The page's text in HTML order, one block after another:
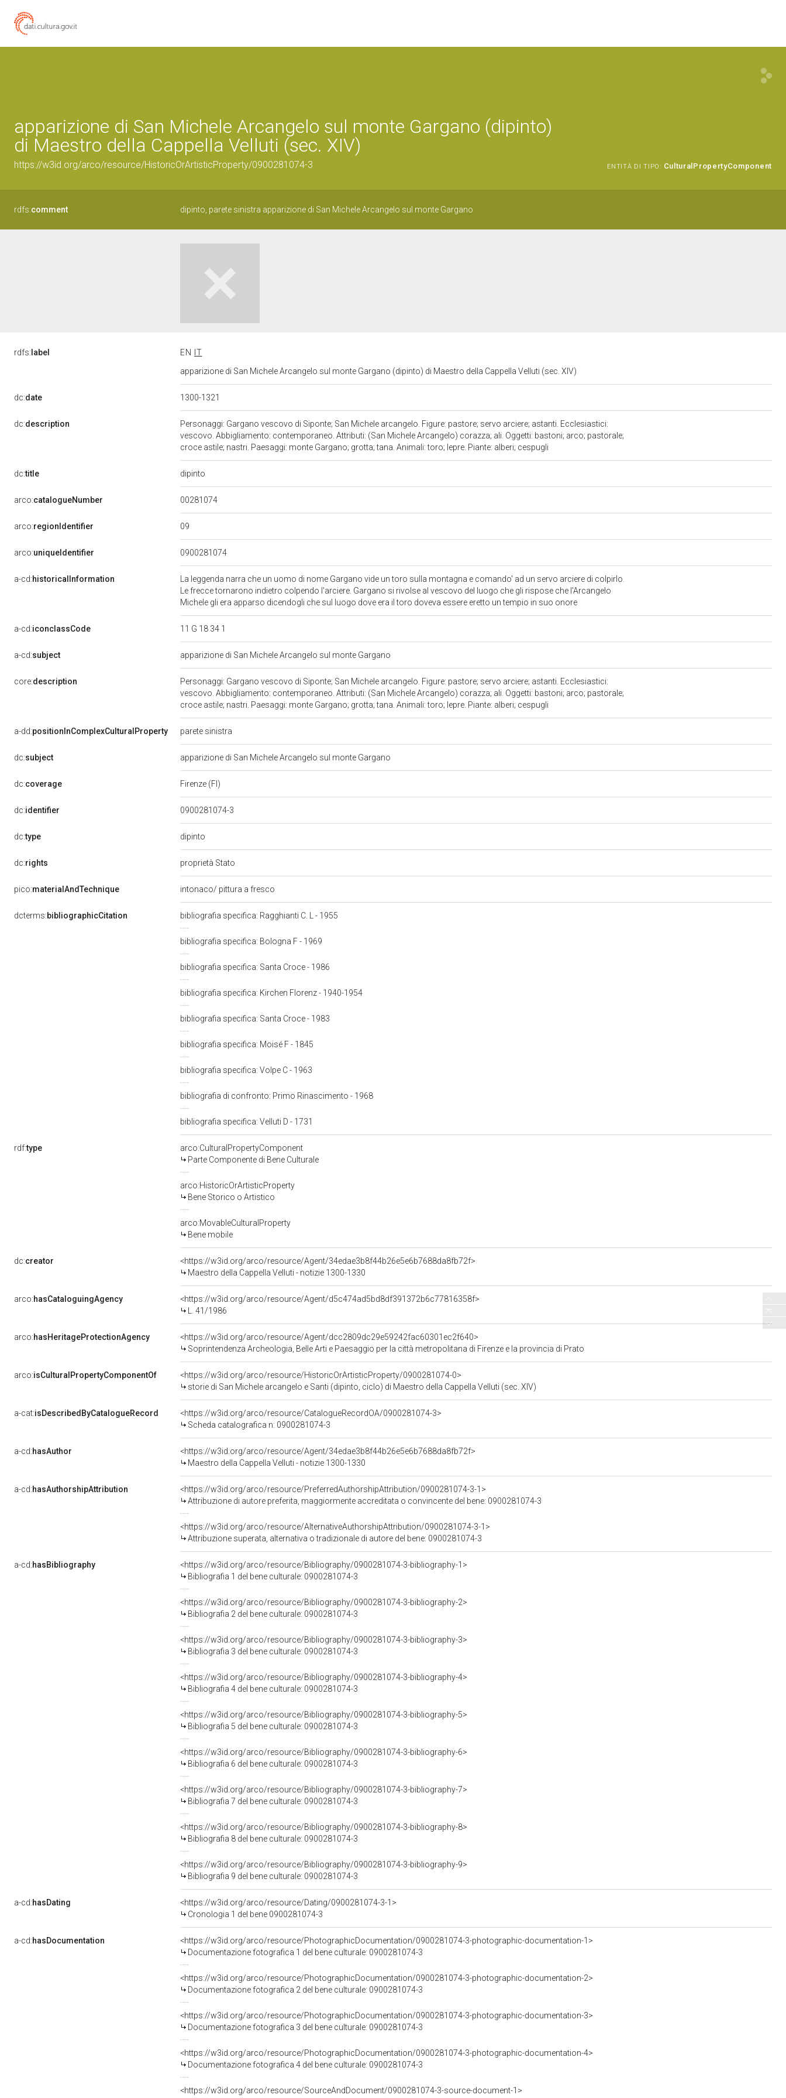
apparizione di San Michele Arcangelo sul monte Gargano (dipinto)
di Maestro della Cappella Velluti (sec. XIV)
https://w3id.org/arco/resource/HistoricOrArtisticProperty/0900281074-3 ENTITÀ DI TIPO: CulturalPropertyComponent
rdfs:comment dipinto, parete sinistra apparizione di San Michele Arcangelo sul monte Gargano
rdfs: label EN
IT
apparizione di San Michele Arcangelo sul monte Gargano (dipinto) di Maestro della Cappella Velluti (sec. XIV)
dc:date 1300-1321
dc:description
Personaggi: Gargano vescovo di Siponte; San Michele arcangelo. Figure: pastore; servo arciere; astanti. Ecclesiastici:
vescovo. Abbigliamento: contemporaneo. Attributi: (San Michele Arcangelo) corazza; ali. Oggetti: bastoni; arco; pastorale;
croce astile; nastri. Paesaggi: monte Gargano; grotta; tana. Animali: toro; lepre. Piante: alberi; cespugli
dc:title dipinto
arco:catalogueNumber 00281074
arco:regionIdentifier 09
arco:uniqueIdentifier 0900281074
a-cd:historicalInformation
La leggenda narra che un uomo di nome Gargano vide un toro sulla montagna e comando' ad un servo arciere di colpirlo.
Le frecce tornarono indietro colpendo l'arciere. Gargano si rivolse al vescovo del luogo che gli rispose che l'Arcangelo
Michele gli era apparso dicendogli che sul luogo dove era il toro doveva essere eretto un tempio in suo onore
a-cd:iconclassCode 11 G 18 34 1
a-cd:subject apparizione di San Michele Arcangelo sul monte Gargano
core:description
Personaggi: Gargano vescovo di Siponte; San Michele arcangelo. Figure: pastore; servo arciere; astanti. Ecclesiastici:
vescovo. Abbigliamento: contemporaneo. Attributi: (San Michele Arcangelo) corazza; ali. Oggetti: bastoni; arco; pastorale;
croce astile; nastri. Paesaggi: monte Gargano; grotta; tana. Animali: toro; lepre. Piante: alberi; cespugli
a-dd:positionInComplexCulturalProperty parete sinistra
dc:subject apparizione di San Michele Arcangelo sul monte Gargano
dc:coverage Firenze (FI)
dc:identifier 0900281074-3
dc:type dipinto
dc:rights proprietà Stato
pico:materialAndTechnique intonaco/ pittura a fresco
dcterms:bibliographicCitation bibliografia specifica: Ragghianti C. L - 1955
bibliografia specifica: Bologna F - 1969
bibliografia specifica: Santa Croce - 1986
bibliografia specifica: Kirchen Florenz - 1940-1954
bibliografia specifica: Santa Croce - 1983
bibliografia specifica: Moisé F - 1845
bibliografia specifica: Volpe C - 1963
bibliografia di confronto: Primo Rinascimento - 1968
bibliografia specifica: Velluti D - 1731
rdf:type
arco:CulturalPropertyComponent
Parte Componente di Bene Culturale
arco:HistoricOrArtisticProperty
Bene Storico o Artistico
arco:MovableCulturalProperty
Bene mobile
dc:creator
<https://w3id.org/arco/resource/Agent/34edae3b8f44b26e5e6b7688da8fb72f>
Maestro della Cappella Velluti - notizie 1300-1330
arco:hasCataloguingAgency
<https://w3id.org/arco/resource/Agent/d5c474ad5bd8df391372b6c77816358f>
L. 41/1986
arco:hasHeritageProtectionAgency
<https://w3id.org/arco/resource/Agent/dcc2809dc29e59242fac60301ec2f640>
Soprintendenza Archeologia, Belle Arti e Paesaggio per la città metropolitana di Firenze e la provincia di Prato
arco:isCulturalPropertyComponentOf
<https://w3id.org/arco/resource/HistoricOrArtisticProperty/0900281074-0>
storie di San Michele arcangelo e Santi (dipinto, ciclo) di Maestro della Cappella Velluti (sec. XIV)
a-cat:isDescribedByCatalogueRecord
<https://w3id.org/arco/resource/CatalogueRecordOA/0900281074-3>
Scheda catalografica n: 0900281074-3
a-cd:hasAuthor
<https://w3id.org/arco/resource/Agent/34edae3b8f44b26e5e6b7688da8fb72f>
Maestro della Cappella Velluti - notizie 1300-1330
a-cd:hasAuthorshipAttribution
<https://w3id.org/arco/resource/PreferredAuthorshipAttribution/0900281074-3-1>
Attribuzione di autore preferita, maggiormente accreditata o convincente del bene: 0900281074-3
<https://w3id.org/arco/resource/AlternativeAuthorshipAttribution/0900281074-3-1>
Attribuzione superata, alternativa o tradizionale di autore del bene: 0900281074-3
a-cd:hasBibliography
<https://w3id.org/arco/resource/Bibliography/0900281074-3-bibliography-1>
Bibliografia 1 del bene culturale: 0900281074-3
<https://w3id.org/arco/resource/Bibliography/0900281074-3-bibliography-2>
Bibliografia 2 del bene culturale: 0900281074-3
<https://w3id.org/arco/resource/Bibliography/0900281074-3-bibliography-3>
Bibliografia 3 del bene culturale: 0900281074-3
<https://w3id.org/arco/resource/Bibliography/0900281074-3-bibliography-4>
Bibliografia 4 del bene culturale: 0900281074-3
<https://w3id.org/arco/resource/Bibliography/0900281074-3-bibliography-5>
Bibliografia 5 del bene culturale: 0900281074-3
<https://w3id.org/arco/resource/Bibliography/0900281074-3-bibliography-6>
Bibliografia 6 del bene culturale: 0900281074-3
<https://w3id.org/arco/resource/Bibliography/0900281074-3-bibliography-7>
Bibliografia 7 del bene culturale: 0900281074-3
<https://w3id.org/arco/resource/Bibliography/0900281074-3-bibliography-8>
Bibliografia 8 del bene culturale: 0900281074-3
<https://w3id.org/arco/resource/Bibliography/0900281074-3-bibliography-9>
Bibliografia 9 del bene culturale: 0900281074-3
a-cd:hasDating
<https://w3id.org/arco/resource/Dating/0900281074-3-1>
Cronologia 1 del bene 0900281074-3
a-cd:hasDocumentation
<https://w3id.org/arco/resource/PhotographicDocumentation/0900281074-3-photographic-documentation-1>
Documentazione fotografica 1 del bene culturale: 0900281074-3
<https://w3id.org/arco/resource/PhotographicDocumentation/0900281074-3-photographic-documentation-2>
Documentazione fotografica 2 del bene culturale: 0900281074-3
<https://w3id.org/arco/resource/PhotographicDocumentation/0900281074-3-photographic-documentation-3>
Documentazione fotografica 3 del bene culturale: 0900281074-3
<https://w3id.org/arco/resource/PhotographicDocumentation/0900281074-3-photographic-documentation-4>
Documentazione fotografica 4 del bene culturale: 0900281074-3
<https://w3id.org/arco/resource/SourceAndDocument/0900281074-3-source-document-1>